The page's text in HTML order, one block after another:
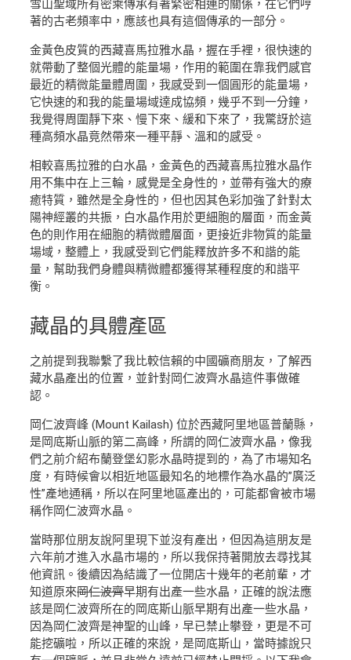
雪山聖域所有密乘傳承有著緊密相連的關係，在它們哼
著的古老頻率中，應該也具有這個傳承的一部分。
金黃色皮質的西藏喜馬拉雅水晶，握在手裡，很快速的
就帶動了整個光體的能量場，作用的範圍在靠我們感官
最近的精微能量體周圍，我感受到一個圓形的能量場，
它快速的和我的能量場域達成協頻，幾乎不到一分鐘，
我覺得周圍靜下來、慢下來、緩和下來了，我驚訝於這
種高頻水晶竟然帶來一種平靜、溫和的感受。
相較喜馬拉雅的白水晶，金黃色的西藏喜馬拉雅水晶作
用不集中在上三輪，感覺是全身性的，並帶有強大的療
癒特質，雖然是全身性的，但也因其色彩加強了針對太
陽神經叢的共振，白水晶作用於更細胞的層面，而金黃
色的則作用在細胞的精微體層面，更接近非物質的能量
場域，整體上，我感受到它們能釋放許多不和諧的能
量，幫助我們身體與精微體都獲得某種程度的和諧平
衡。
藏晶的具體產區
之前提到我聯繫了我比較信賴的中國礦商朋友，了解西
藏水晶產出的位置，並針對岡仁波齊水晶這件事做確
認。
岡仁波齊峰 (Mount Kailash) 位於西藏阿里地區普蘭縣，
是岡底斯山脈的第二高峰，所謂的岡仁波齊水晶，像我
們之前介紹布蘭登堡幻影水晶時提到的，為了市場知名
度，有時候會以相近地區最知名的地標作為水晶的”廣泛
性”產地通稱，所以在阿里地區產出的，可能都會被市場
稱作岡仁波齊水晶。
當時那位朋友說阿里現下並沒有產出，但因為這朋友是
六年前才進入水晶市場的，所以我保持著開放去尋找其
他資訊。後續因為結識了一位開店十幾年的老前輩，才
知道原來岡仁波齊早期有出產一些水晶，正確的說法應
該是岡仁波齊所在的岡底斯山脈早期有出產一些水晶，
因為岡仁波齊是神聖的山峰，早已禁止攀登，更是不可
能挖礦啦，所以正確的來說，是岡底斯山，當時據說只